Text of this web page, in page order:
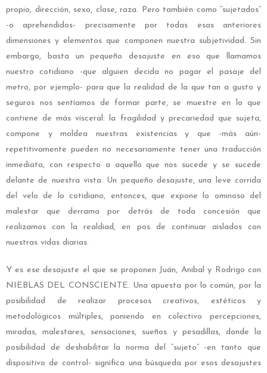
propio, dirección, sexo, clase, raza. Pero también como “sujetados”
-o aprehendidos- precisamente por todas esas anteriores
dimensiones y elementos que componen nuestra subjetividad. Sin
embargo, basta un pequeño desajuste en eso que llamamos
nuestro cotidiano -que alguien decida no pagar el pasaje del
metro, por ejemplo- para que la realidad de la que tan a gusto y
seguros nos sentíamos de formar parte, se muestre en lo que
contiene de más visceral: la fragilidad y precariedad que sujeta,
compone y moldea nuestras existencias y que -más aún-
repetitivamente pueden no necesariamente tener una traducción
inmediata, con respecto a aquello que nos sucede y se sucede
delante de nuestra vista. Un pequeño desajuste, una leve corrida
del velo de lo cotidiano, entonces, que expone lo ominoso del
malestar que derrama por detrás de toda concesión que
realizamos con la realdiad, en pos de continuar aislados con
nuestras vidas diarias.
Y es ese desajuste el que se proponen Juán, Anibal y Rodrigo con
NIEBLAS DEL CONSCIENTE. Una apuesta por lo común, por la
posibilidad de realizar procesos creativos, estéticos y
metodológicos múltiples, poniendo en colectivo percepciones,
miradas, malestares, sensaciones, sueños y pesadillas, donde la
posibilidad de deshabilitar la norma del “sujeto“ -en tanto que
dispositivo de control- significa una búsqueda por esos desajustes